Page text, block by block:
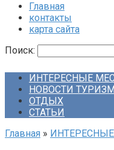
Главная
контакты
карта сайта
Поиск:
ИНТЕРЕСНЫЕ
НОВОСТИ
ОТДЫХ
СТАТЬИ
Главная »